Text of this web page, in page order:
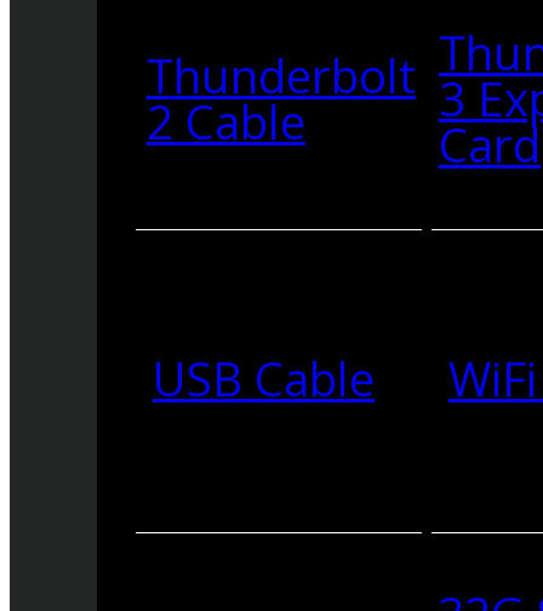
Thunderbolt
2 Cable 3
Card
USB Cable